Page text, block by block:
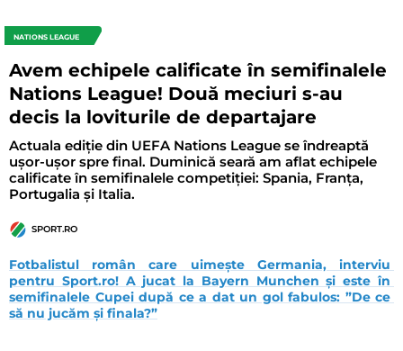
NATIONS LEAGUE
Avem echipele calificate în semifinalele
Nations League! Două meciuri s-au
decis la loviturile de departajare
Actuala ediție din UEFA Nations League se îndreaptă
ușor-ușor spre final. Duminică seară am aflat echipele
calificate în semifinalele competiției: Spania, Franța,
Portugalia și Italia.
SPORT.RO
Fotbalistul român care uimește Germania, interviu
pentru Sport.ro! A jucat la Bayern Munchen și este în
semifinalele Cupei după ce a dat un gol fabulos: ”De ce
să nu jucăm și finala?”